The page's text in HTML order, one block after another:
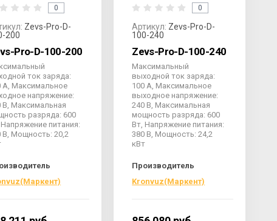
0
Zevs-Pro-D-
200
Pro-D-100-200
ток заряда:
А, Максимальное
напряжение:
В, Максимальная
разряда: 600
питания:
В, Мощность: 20,2
0
Артикул: Zevs-Pro-D-
100-240
Zevs-Pro-D-100-240
Максимальный
выходной ток заряда:
100 А, Максимальное
выходное напряжение:
240 В, Максимальная
мощность разряда: 600
Вт, Напряжение питания:
380 В, Мощность: 24,2
кВт
Производитель
Kronvuz(Маркент)